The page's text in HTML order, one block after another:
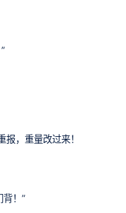
，重量改过来！
！”